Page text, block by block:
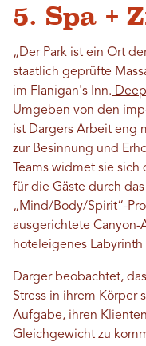
5. Spa +
„Der Park ist ein Ort
staatlich geprüfte
im Flanigan's Inn.
Umgeben von den
ist Dargers Arbeit eng
zur Besinnung und
Teams widmet sie
für die Gäste durch
„Mind/Body/Spirit“-
ausgerichtete Canyon-
hoteleigenes
Darger beobachtet,
Stress in ihrem Körper
Aufgabe, ihren
Gleichgewicht zu